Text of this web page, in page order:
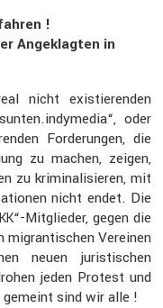
!
Angeklagten in
nicht existie­renden
oder
Forde­rungen, die
zu machen, zeigen,
zu krimi­na­li­sieren, mit
nicht endet. Die
“-Mitglieder, gegen die
migran­ti­schen Vereinen
neuen juris­ti­schen
jeden Protest und
sind wir alle !